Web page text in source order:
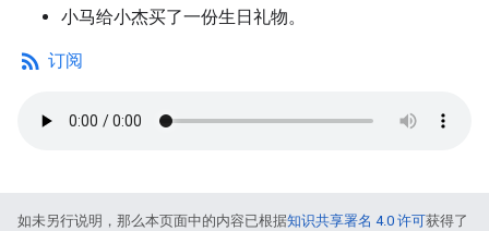
小马给小杰买了一份生日礼物。
rss_feed 订阅
如未另行说明，那么本页面中的内容已根据知识共享署名 4.0 许可获得了